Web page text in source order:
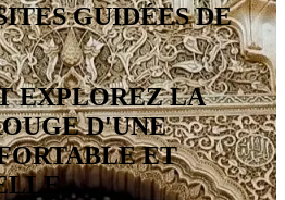
GUIDÉES DE
EXPLOREZ LA
D'UNE
ET